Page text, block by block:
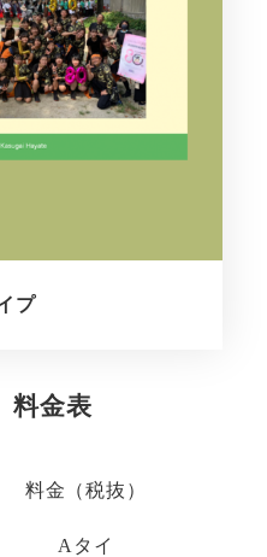
プ
料金表
料金（税抜）
Aタイ